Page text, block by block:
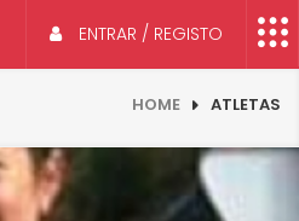
ENTRAR / REGISTO
HOME ATLETAS